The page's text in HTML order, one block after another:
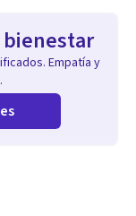
bienestar
Empatía y